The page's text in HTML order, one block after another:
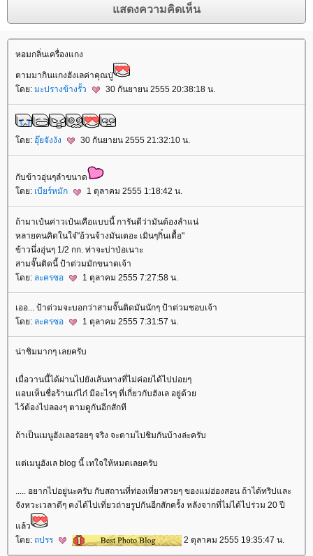
หอมกลิ่นเครื่องแกง
ตามมากินแกงฮังเลค่าคุณปู่
ดย: มะปรางข้างรั้ว 30 กันยายน 2555 20:38:18 น.
ดย: อุ๊ยจังงัง 30 กันยายน 2555 21:32:10 น.
กับข้าวอุ่นๆลำขนาด
ดย: เบียร์หมัก 1 ตุลาคม 2555 1:18:42 น.
ถ้ามาเป๋นค่าวเป๋นเคือแบบนี้ การันตีว่ามันต้องลำแน่
หลายคนคิดในใจ๋"อ้วนจ้างมันเตอะ เมินๆกิ๋นเตื้อ"
ข้าวนึ่งอุ่นๆ 1/2 กก. ท่าจะบ่าป่อเนาะ
สามจั๊นติดนี้ ป้าต่วมมักขนาดเจ้า
ดย: ละครซอ 1 ตุลาคม 2555 7:27:58 น.
เออ... ป้าต่วมจะบอกว่าสามจั๊นติดมันนักๆ ป้าต่วมชอบเจ้า
ดย: ละครซอ 1 ตุลาคม 2555 7:31:57 น.
น่าชิมมากๆ เลยครับ
เมื่อวานนี้ได้ผ่านไปยังเส้นทางที่ไม่ค่อยได้ไปบ่อยๆ
อบเห็นชื่อร้านเก๋ไก๋ มีอะไรๆ ที่เกี่ยวกับฮังเล อยู่ด้ว
ไว้ต้องไปลองๆ ตามดูกันอีกสักที
ถ้าเป็นเมนูฮังเลอร่อยๆ จริง จะตามไปชิมกันบ้างล่ะครับ
ต่เมนูฮังเล blog นี้ เทใจให้หมดเลยครับ
..... อยากไปอยู่นะครับ กับสถานที่ท่องเที่ยวสวยๆ ของแม่ฮ่องสอน ถ้าได้ทริปและ
จังหวะเวลาดีๆ คงได้ไปเที่ยวถ่ายรูปกันอีกสักครั้ง หลังจากที่ไม่ได้ไปร่วม 20 ปี
ล้ว
ดย: ถปรร 2 ตุลาคม 2555 19:35:47 น.